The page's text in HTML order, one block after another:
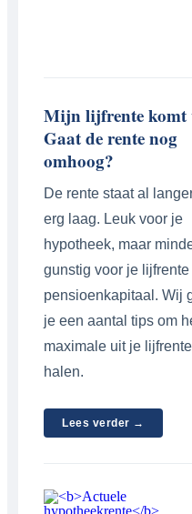
Mijn lijfrente
Gaat de rente nog
omhoog?
De rente staat al
erg laag. Leuk voor je
hypotheek, maar
gunstig voor je lijfrente
pensioenkapitaal. Wij
je een aantal tips om
maximale uit je
halen.
Lees verder →